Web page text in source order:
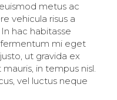
metus ac
vehicula risus a
hac habitasse
mi eget
ut gravida ex
in tempus nisl.
vel luctus neque